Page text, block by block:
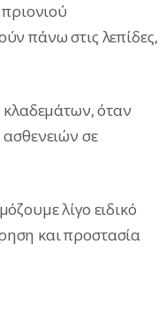
πάνω στις λεπίδες,
κλαδεμάτων, όταν
σε
λίγο ειδικό
και προστασία